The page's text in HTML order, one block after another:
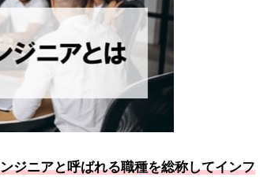
ジニアと呼ばれる職種を総称してインフ